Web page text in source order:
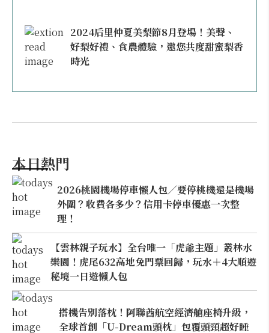
2024后里仲夏美梨節8月登場！美聲、
好梨好禮、食農體驗，邀您共度甜蜜梨香
時光
本日熱門
2026桃園機場停車懶人包／要停桃機還是機場
外圍？收費各多少？信用卡停車優惠一次整
理！
【雲林親子玩水】全台唯一「虎爺主題」叢林水
樂園！虎尾632高地免門票回歸，玩水＋4大順遊
秘境一日遊懶人包
搭機告別落枕！阿聯酋航空經濟艙座椅升級，
全球首創「U-Dream頭枕」包覆頭頸超好睡